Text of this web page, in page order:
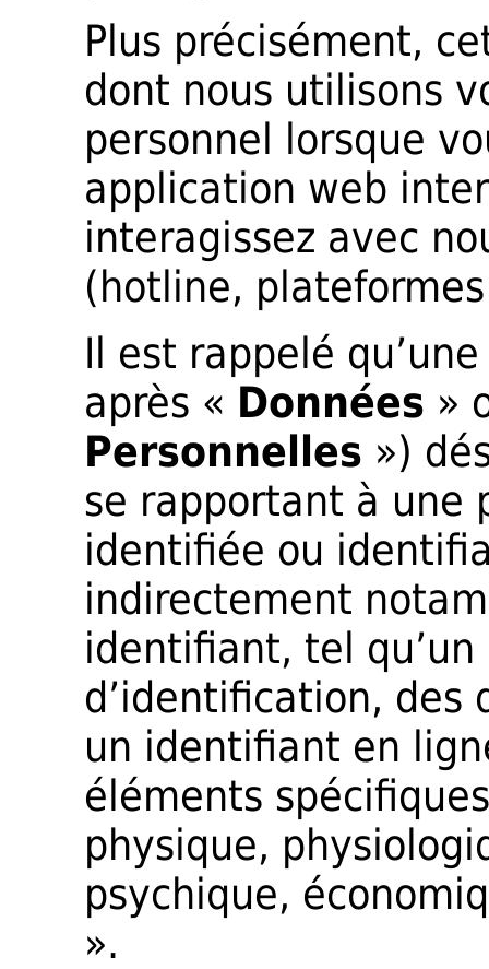
Plus précisément,
dont nous utilisons
personnel lorsque
application web
interagissez avec
(hotline,
Il est rappelé
après « Données »
Personnelles »)
se rapportant à une
identifiée ou
indirectement
identifiant, tel
d’identification, des
un identifiant en
éléments
physique,
psychique,
».